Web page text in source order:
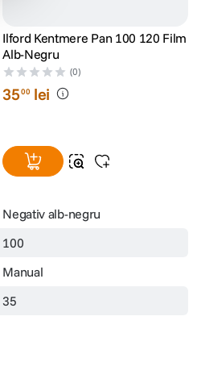
Ilford Kentmere Pan 100 120 Film
Alb-Negru
(0)
3500 lei
Negativ alb-negru
100
Manual
35